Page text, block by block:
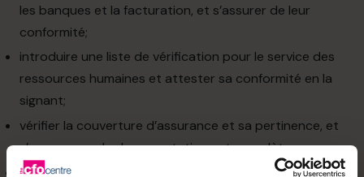
les banques et la facturation, et s’assurer de leur
conformité;
introduire une liste de vérification pour le service des
ressources humaines et attester sa conformité en la
signant;
vérifier la couverture d’assurance et sa pertinence, et
s’assurer que la documentation est complète;
et veiller à ce que toutes les déclarations soient